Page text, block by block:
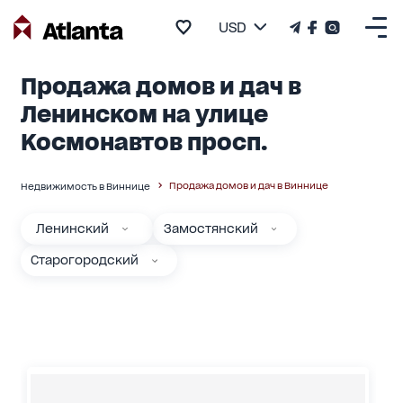
USD
Продажа домов и дач в
Ленинском на улице
Космонавтов просп.
Недвижимость в Виннице Продажа домов и дач в Виннице
Ленинский Замостянский
Старогородский